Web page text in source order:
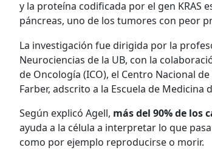
y la proteína codificada por el gen KRAS
páncreas, uno de los tumores con peor
La investigación fue dirigida por la
Neurociencias de la UB, con la
de Oncología (ICO), el Centro Nacional
Farber, adscrito a la Escuela de Medicina
Según explicó Agell, más del 90% de los
ayuda a la célula a interpretar lo que
como por ejemplo reproducirse o morir.